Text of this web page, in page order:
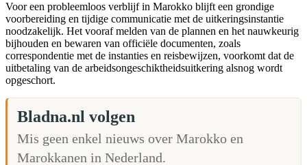
Voor een probleemloos verblijf in Marokko blijft een grondige
voorbereiding en tijdige communicatie met de uitkeringsinstantie
noodzakelijk. Het vooraf melden van de plannen en het nauwkeurig
bijhouden en bewaren van officiële documenten, zoals
correspondentie met de instanties en reisbewijzen, voorkomt dat de
uitbetaling van de arbeidsongeschiktheidsuitkering alsnog wordt
opgeschort.
Bladna.nl volgen
Mis geen enkel nieuws over Marokko en
Marokkanen in Nederland.